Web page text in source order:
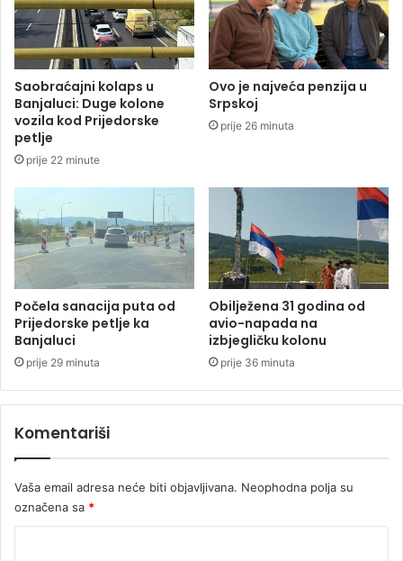
a
n
j
l
u
c
i
z
i
r
p
b
j
d
n
i
k
a
M
u
n
d
i
a
Saobraćajni kolaps u
Banjaluci: Duge kolone
vozila kod Prijedorske
petlje
prije 22 minute
Ovo je najveća penzija u
Srpskoj
prije 26 minuta
Počela sanacija puta od
Prijedorske petlje ka
Banjaluci
prije 29 minuta
Obilježena 31 godina od
avio-napada na
izbjegličku kolonu
prije 36 minuta
Komentariši
Vaša email adresa neće biti objavljivana. Neophodna polja su
označena sa *